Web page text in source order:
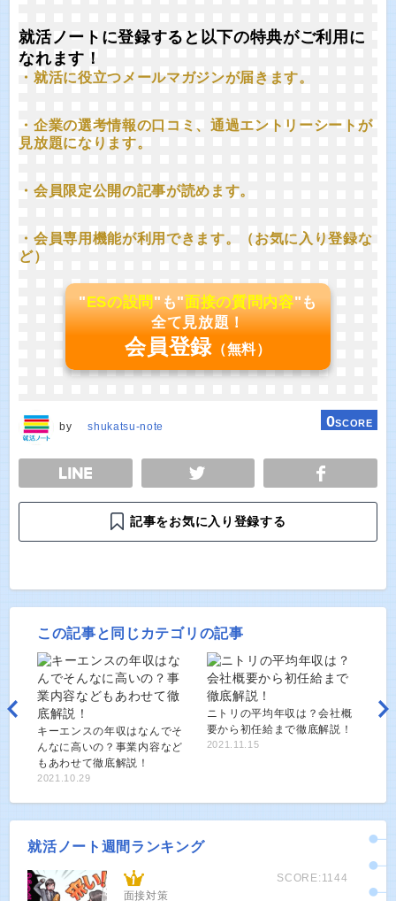
就活ノートに登録すると以下の特典がご利用に
なれます！
・就活に役立つメールマガジンが届きます。
・企業の選考情報の口コミ、通過エントリーシートが
見放題になります。
・会員限定公開の記事が読めます。
・会員専用機能が利用できます。（お気に入り登録な
ど）
"ESの設問"も"面接の質問内容"も
全て見放題！
会員登録 （無料）
by shukatsu-note 0SCORE
TWEET
記事をお気に入り登録する
この記事と同じカテゴリの記事
キーエンスの年収はなんでそ
んなに高いの？事業内容など
もあわせて徹底解説！
2021.10.29
ニトリの平均年収は？会社概
要から初任給まで徹底解説！
2021.11.15
就活ノート週間ランキング
SCORE:1144
面接対策